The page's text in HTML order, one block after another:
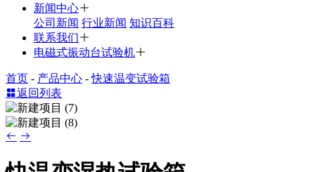
新闻中心
公司新闻 行业新闻 知识百科
联系我们
电磁式振动台试验机
首页 - 产品中心 -快速温变试验箱
返回列表